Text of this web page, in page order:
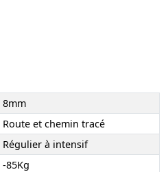
8mm
Route et chemin tracé
Régulier à intensif
-85Kg